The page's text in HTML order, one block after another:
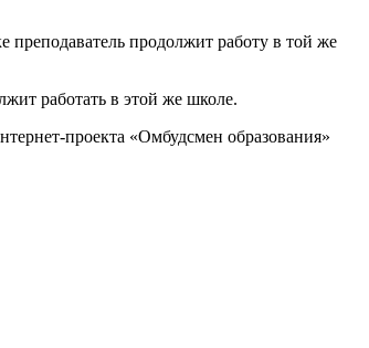
продолжит работу в той же
работать в этой же школе.
проекта «Омбудсмен образования»